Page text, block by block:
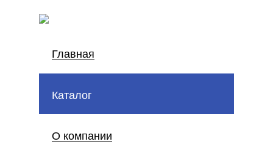
Главная
Каталог
О компании